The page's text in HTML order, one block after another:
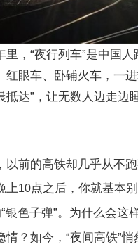
里，“夜行列车”是中国
红眼车、卧铺火车，一
抵达”，让无数人边走边
以前的高铁却几乎从不
上10点之后，你就基本
银色子弹”。为什么会这
情？如今，“夜间高铁”